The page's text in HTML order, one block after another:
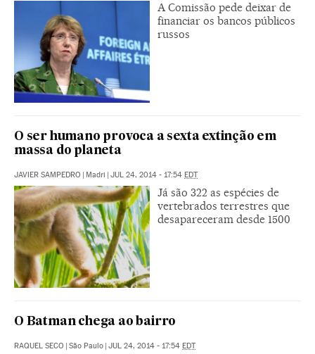
A Comissão pede deixar de
financiar os bancos públicos
russos
O ser humano provoca a sexta extinção em
massa do planeta
JAVIER SAMPEDRO Madri JUL 24, 2014 - 17:54 EDT
Já são 322 as espécies de
vertebrados terrestres que
desapareceram desde 1500
O Batman chega ao bairro
RAQUEL SECO | São Paulo | JUL 24, 2014 - 17:54 EDT